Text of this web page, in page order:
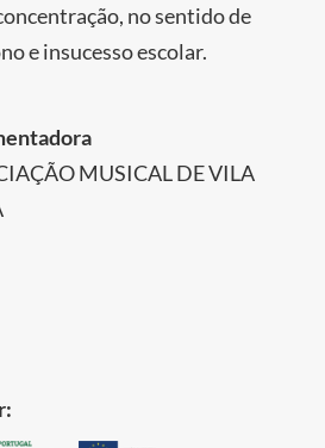
no sentido de
e insucesso escolar.
MUSICAL DE VILA